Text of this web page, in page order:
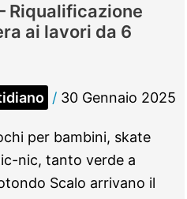
Riqualificazione
ai lavori da 6
/ 30 Gennaio 2025
per bambini, skate
nic, tanto verde a
Scalo arrivano il